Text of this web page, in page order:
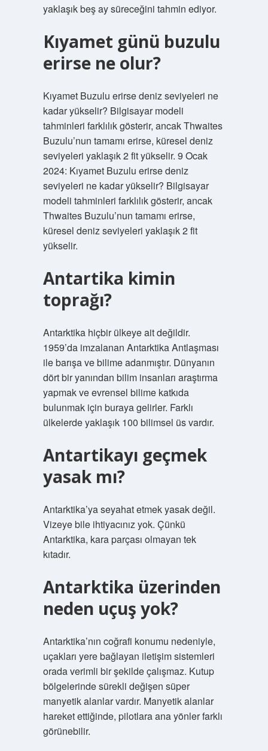
yaklaşık beş ay süreceğini tahmin ediyor.
Kıyamet günü buzulu
erirse ne olur?
Kıyamet Buzulu erirse deniz seviyeleri ne
kadar yükselir? Bilgisayar modeli
tahminleri farklılık gösterir, ancak Thwaites
Buzulu’nun tamamı erirse, küresel deniz
seviyeleri yaklaşık 2 fit yükselir. 9 Ocak
2024: Kıyamet Buzulu erirse deniz
seviyeleri ne kadar yükselir? Bilgisayar
modeli tahminleri farklılık gösterir, ancak
Thwaites Buzulu’nun tamamı erirse,
küresel deniz seviyeleri yaklaşık 2 fit
yükselir.
Antartika kimin
toprağı?
Antarktika hiçbir ülkeye ait değildir.
1959’da imzalanan Antarktika Antlaşması
ile barışa ve bilime adanmıştır. Dünyanın
dört bir yanından bilim insanları araştırma
yapmak ve evrensel bilime katkıda
bulunmak için buraya gelirler. Farklı
ülkelerde yaklaşık 100 bilimsel üs vardır.
Antartikayı geçmek
yasak mı?
Antarktika’ya seyahat etmek yasak değil.
Vizeye bile ihtiyacınız yok. Çünkü
Antarktika, kara parçası olmayan tek
kıtadır.
Antarktika üzerinden
neden uçuş yok?
Antarktika’nın coğrafi konumu nedeniyle,
uçakları yere bağlayan iletişim sistemleri
orada verimli bir şekilde çalışmaz. Kutup
bölgelerinde sürekli değişen süper
manyetik alanlar vardır. Manyetik alanlar
hareket ettiğinde, pilotlara ana yönler farklı
görünebilir.